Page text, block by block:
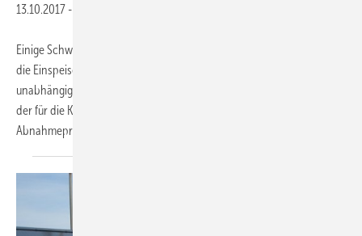
13.10.2017 -
Einige Schweizer Verteilnetzbetreiber senken zum kommenden Jahr
die Einspeisetarife für Solarstrom. Das teilt der Verband der
unabhängigen Energieerzeuger (VESE) mit. So will der Versorger SAK,
der für die Kantone Sankt Gallen und Appenzell zuständig ist, die
Abnahmepreise für